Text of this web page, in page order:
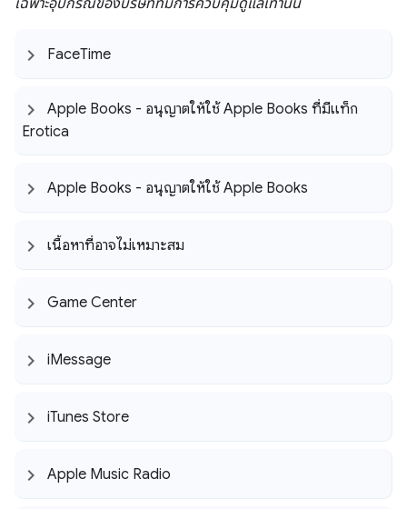
FaceTime
Apple Books - อนุญาตให้ใช้ Apple Books ที่มีแท็ก
Erotica
Apple Books - อนุญาตให้ใช้ Apple Books
เนื้อหาที่อาจไม่เหมาะสม
Game Center
iMessage
iTunes Store
Apple Music Radio